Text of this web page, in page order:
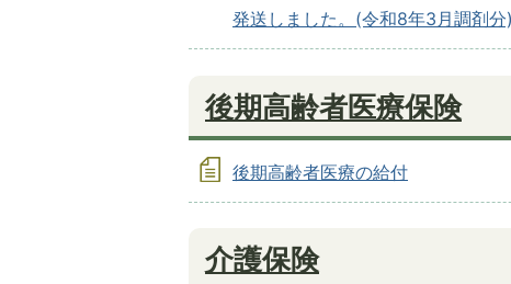
発送しました。(令和8年3月調剤分)
後期高齢者医療保険
後期高齢者医療の給付
介護保険